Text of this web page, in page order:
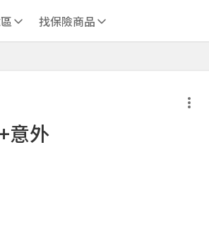
找保險商品
意外